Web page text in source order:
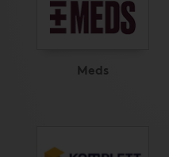
Meds